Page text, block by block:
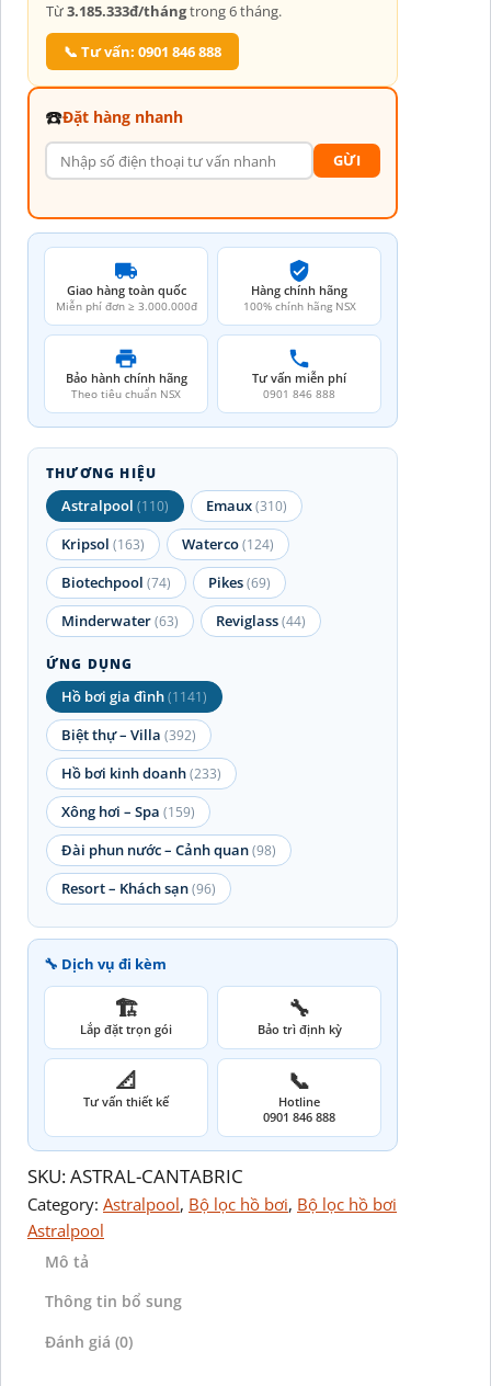
Từ3.185.333đ/thángtrong 6 tháng.
📞 Tư vấn: 0901 846 888
☎️Đặt hàng nhanh
GỪI
Giao hàng toàn quốc
Miễn phí đơn ≥ 3.000.000đ
Hàng chính hãng
100% chính hãng NSX
Bảo hành chính hãng
Theo tiêu chuẩn NSX
Tư vấn miễn phí
0901 846 888
THƯƠNG HIỆU
Astralpool (110) Emaux(310)
Kripsol (163) Waterco(124)
Biotechpool (74) Pikes(69)
Minderwater(63) Reviglass(44)
ỨNG DỤNG
Hồ bơi gia đình(1141)
Biệt thự – Villa (392)
Hồ bơi kinh doanh(233)
Xông hơi – Spa (159)
Đài phun nước – Cảnh quan(98)
Resort – Khách sạn(96)
🔧 Dịch vụ đi kèm
🏗️
Lắp đặt trọn gói
🔧
Bảo trì định kỳ
📐
Tư vấn thiết kế
📞
Hotline
0901 846 888
SKU:ASTRAL-CANTABRIC
Category: Astralpool, Bộ lọc hồ bơi, Bộ lọc hồ bơi
Astralpool
Mô tả
Thông tin bổ sung
Đánh giá (0)